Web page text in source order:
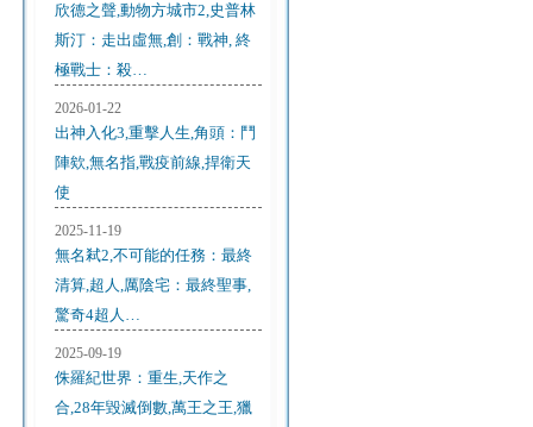
欣德之聲,動物方城市2,史普林
斯汀：走出虛無,創：戰神, 終
極戰士：殺…
2026-01-22
出神入化3,重擊人生,角頭：鬥
陣欸,無名指,戰疫前線,捍衛天
使
2025-11-19
無名弒2,不可能的任務：最終
清算,超人,厲陰宅：最終聖事,
驚奇4超人…
2025-09-19
侏羅紀世界：重生,天作之
合,28年毀滅倒數,萬王之王,獵